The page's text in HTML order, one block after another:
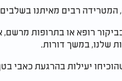
המטרידה רבים מאיתנו
רופא או בתרופות
שלנו, במשך דורות.
יעילות בהרגעת כאבי